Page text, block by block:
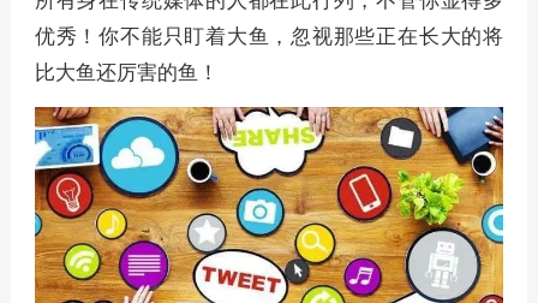
优秀！你不能只盯着大鱼，忽视那些正在长大的将
比大鱼还厉害的鱼！